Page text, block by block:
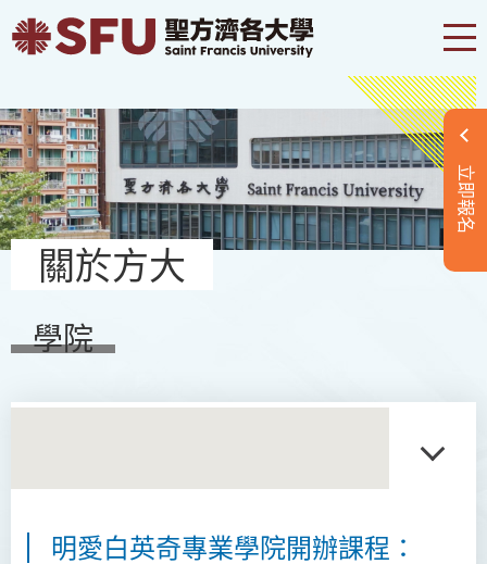
立即報名
關於方大
學院
明愛白英奇專業學院開辦課程：